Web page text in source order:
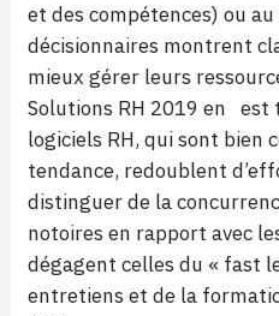
et des compétences) ou
décisionnaires montrent
mieux gérer leurs
Solutions RH 2019 en est
logiciels RH, qui sont bien
tendance, redoublent
distinguer de la
notoires en rapport avec
dégagent celles du « fast
entretiens et de la